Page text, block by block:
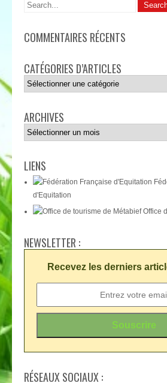
COMMENTAIRES RÉCENTS
CATÉGORIES D’ARTICLES
Catégories
d’articles
ARCHIVES
Archives
LIENS
d'Equitation
Office
NEWSLETTER :
Recevez les derniers
RÉSEAUX SOCIAUX :